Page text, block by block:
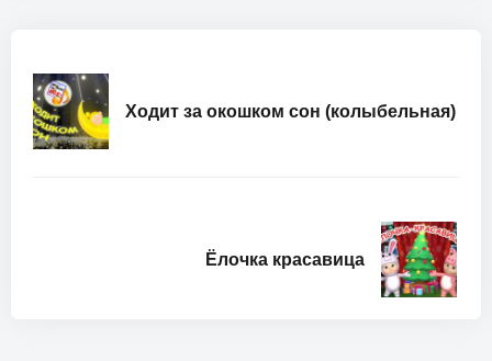
Ходит за окошком сон (колыбельная)
Ёлочка красавица